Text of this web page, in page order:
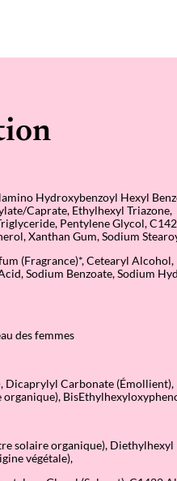
Hydroxybenzoyl Hexyl
Caprate, Ethylhexyl Triazone,
Pentylene Glycol,
Xanthan Gum, Sodium
(Fragrance)*, Cetearyl Alcohol,
Sodium Benzoate, Sodium
des femmes
Dicaprylyl Carbonate (Émollient),
solaire organique),
végétale),